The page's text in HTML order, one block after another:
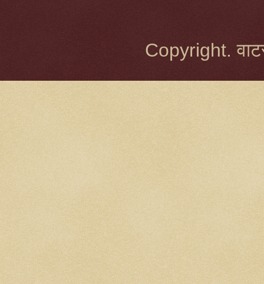
Copyright.